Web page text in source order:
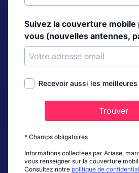
Suivez la couverture mobile
vous (nouvelles antennes,
Recevoir aussi les
Trouver
* Champs obligatoires
Informations collectées par Ariase,
vous renseigner sur la couverture
Consultez notre politique de